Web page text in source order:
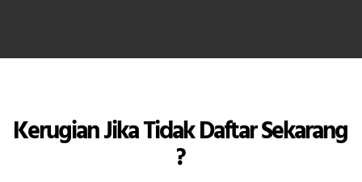
Kerugian Jika Tidak Daftar Sekarang
?